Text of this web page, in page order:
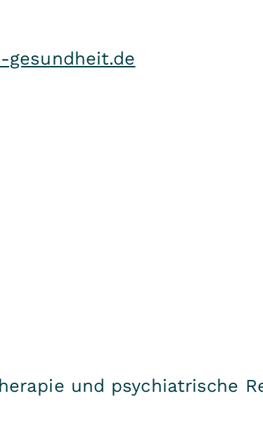
gesundheit.de
und psychiatrische